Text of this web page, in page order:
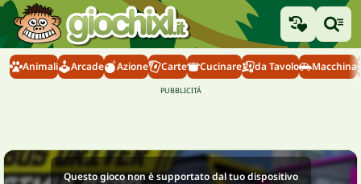
Animali Arcade Azione Carte Cucinare da Tavolo Macchina
Questo gioco non è supportato dal tuo dispositivo